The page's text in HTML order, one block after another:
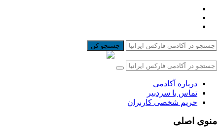
جستجو کن
درباره آکادمی
تماس با سردبیر
حریم شخصی کاربران
منوی اصلی